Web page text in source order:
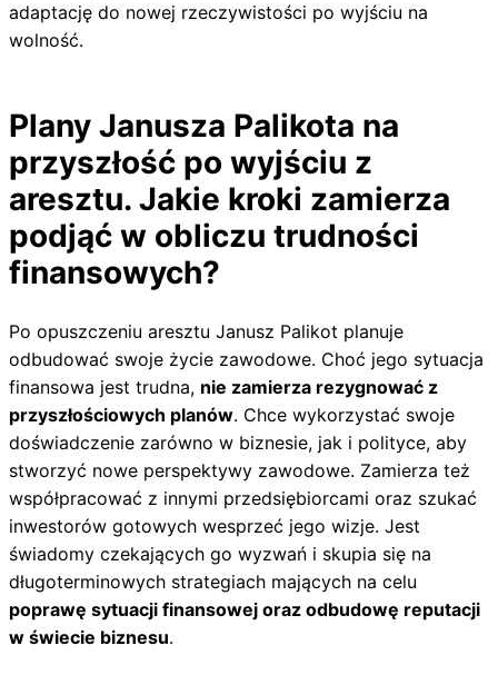
adaptację do nowej rzeczywistości po wyjściu na
wolność.
Plany Janusza Palikota na
przyszłość po wyjściu z
aresztu. Jakie kroki zamierza
podjąć w obliczu trudności
finansowych?
Po opuszczeniu aresztu Janusz Palikot planuje
odbudować swoje życie zawodowe. Choć jego sytuacja
finansowa jest trudna, nie zamierza rezygnować z
przyszłościowych planów. Chce wykorzystać swoje
doświadczenie zarówno w biznesie, jak i polityce, aby
stworzyć nowe perspektywy zawodowe. Zamierza też
współpracować z innymi przedsiębiorcami oraz szukać
inwestorów gotowych wesprzeć jego wizje. Jest
świadomy czekających go wyzwań i skupia się na
długoterminowych strategiach mających na celu
poprawę sytuacji finansowej oraz odbudowę reputacji
w świecie biznesu.